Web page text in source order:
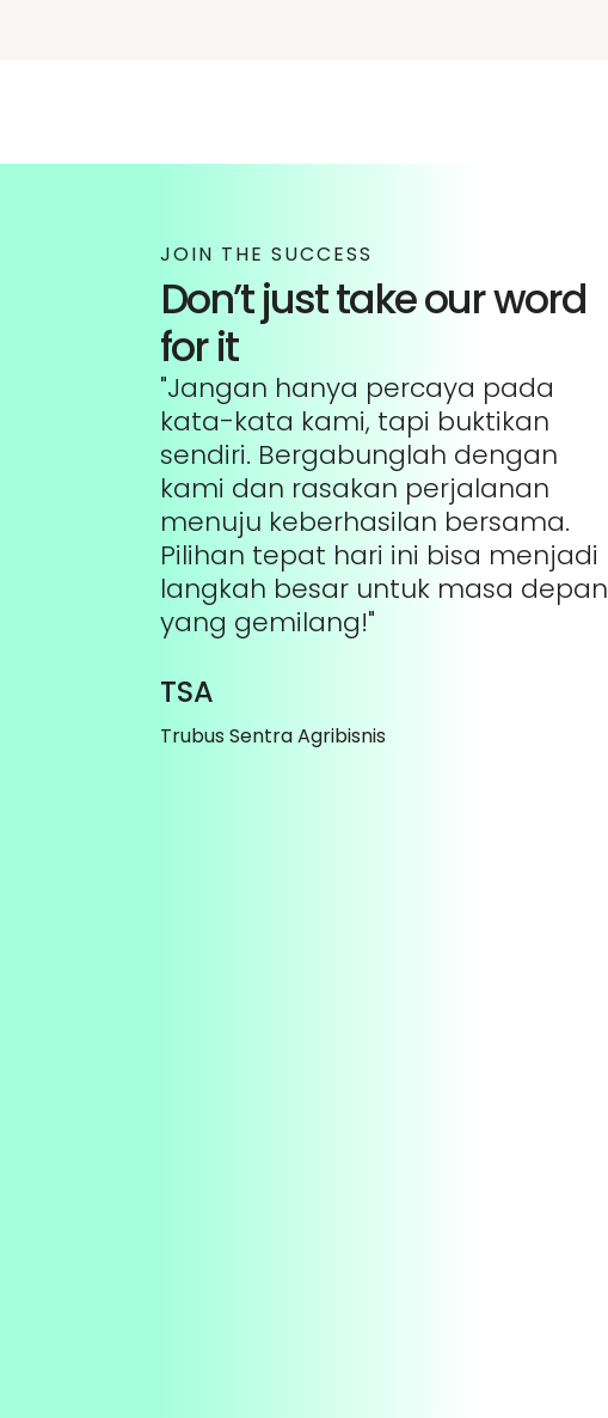
JOIN THE SUCCESS
Don’t just take our word
for it
"Jangan hanya percaya pada
kata-kata kami, tapi buktikan
sendiri. Bergabunglah dengan
kami dan rasakan perjalanan
menuju keberhasilan bersama.
Pilihan tepat hari ini bisa menjadi
langkah besar untuk masa depan
yang gemilang!"
TSA
Trubus Sentra Agribisnis